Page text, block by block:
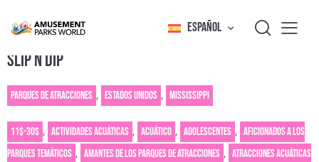
ESPAÑOL
SLIP N DIP
Parques de atracciones , Estados Unidos , Mississippi
11$-30$ , Actividades acuáticas , Acuático , Adolescentes , Aficionados a los
parques temáticos , Amantes de los parques de atracciones , Atracciones acuáticas